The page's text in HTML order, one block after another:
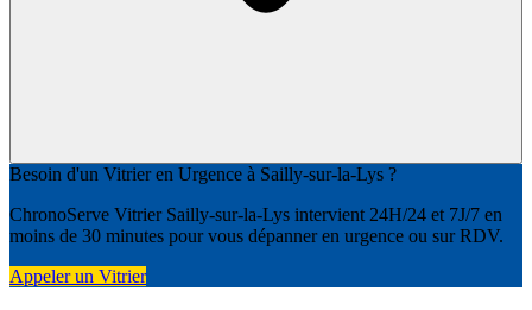
Besoin d'un Vitrier en Urgence à Sailly-sur-la-Lys ?
ChronoServe Vitrier Sailly-sur-la-Lys intervient 24H/24 et 7J/7 en
moins de 30 minutes pour vous dépanner en urgence ou sur RDV.
Appeler un Vitrier